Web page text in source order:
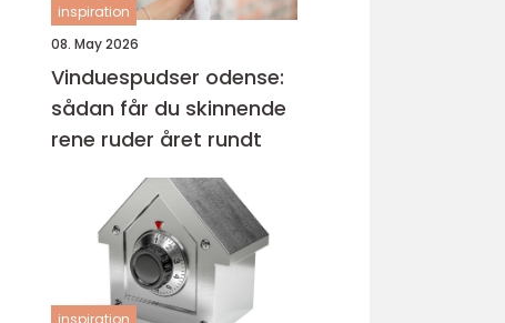
inspiration
08. May 2026
Vinduespudser odense:
sådan får du skinnende
rene ruder året rundt
inspiration